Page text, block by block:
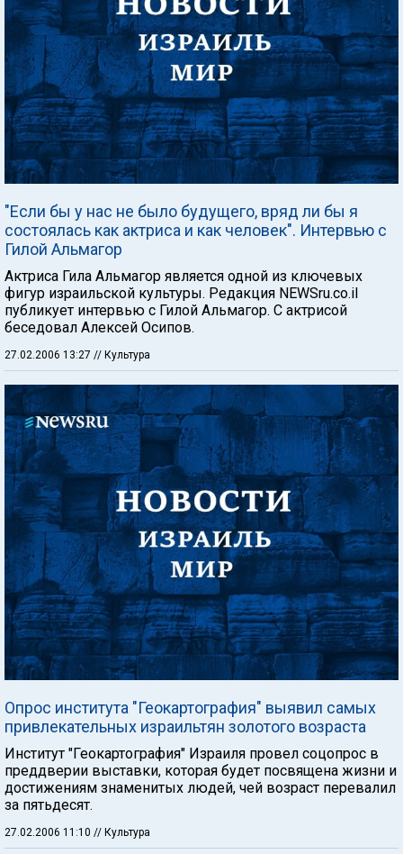
"Если бы у нас не было будущего, вряд ли бы я
состоялась как актриса и как человек". Интервью с
Гилой Альмагор
Актриса Гила Альмагор является одной из ключевых
фигур израильской культуры. Редакция NEWSru.co.il
публикует интервью с Гилой Альмагор. C актрисой
беседовал Алексей Осипов.
27.02.2006 13:27 // Культура
Опрос института "Геокартография" выявил самых
привлекательных израильтян золотого возраста
Институт "Геокартография" Израиля провел соцопрос в
преддверии выставки, которая будет посвящена жизни и
достижениям знаменитых людей, чей возраст перевалил
за пятьдесят.
27.02.2006 11:10 // Культура